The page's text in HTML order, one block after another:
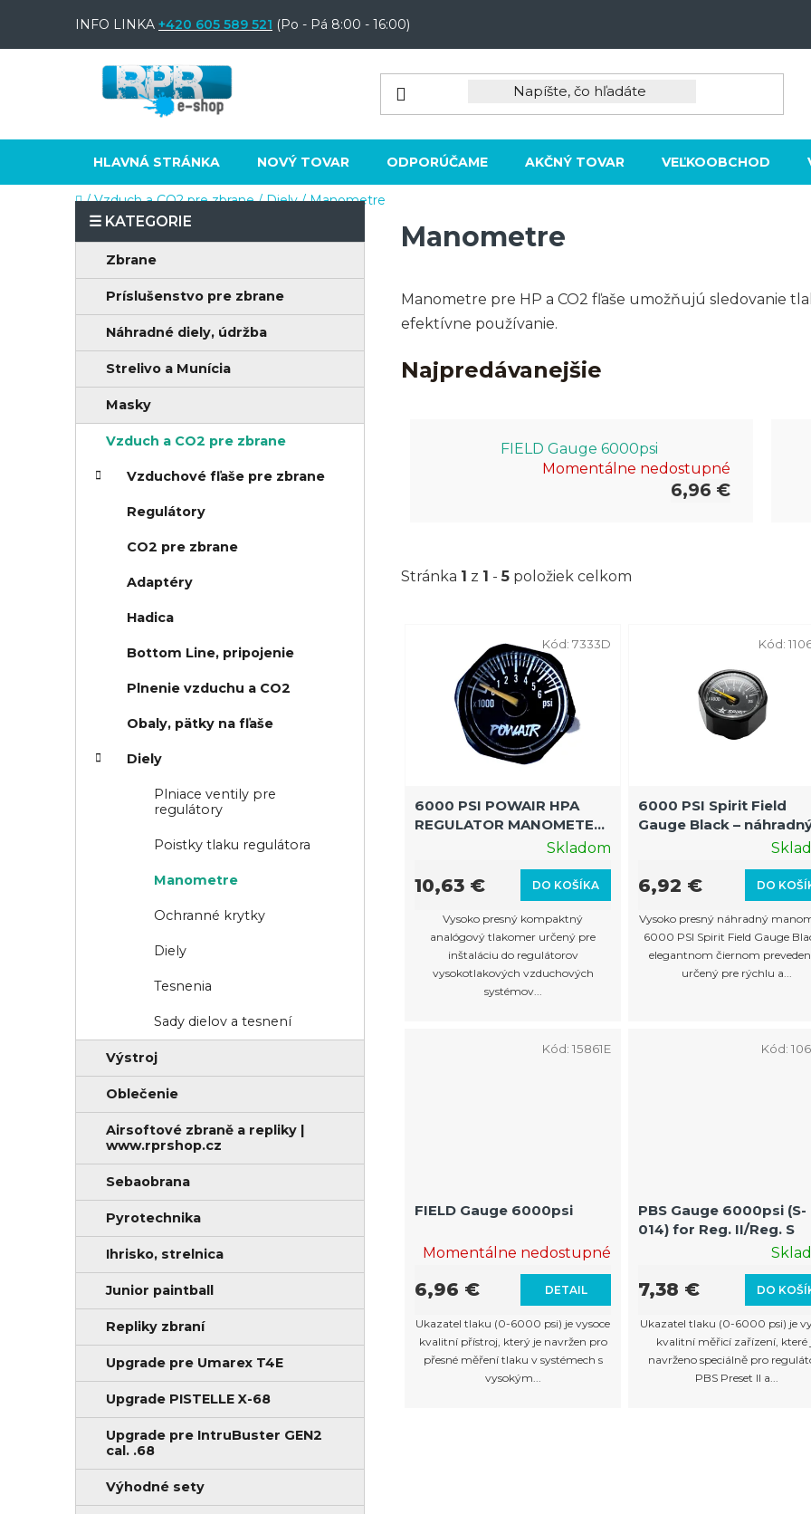
INFO LINKA +420 605 589 521 (Po - Pá 8:00 - 16:00)
HLAVNÁ STRÁNKA NOVÝ TOVAR ODPORÚČAME AKČNÝ TOVAR VEĽKOOBCHOD
Domov
/ Vzduch a CO2 pre zbrane / Diely / Manometre
B
o
p
a
Preskočiť
kategórie
a
g
r
i
Zbrane
Príslušenstvo pre zbrane
Náhradné diely, údržba
Strelivo a Munícia
Masky
Vzduch a CO2 pre zbrane
Vzduchové fľaše pre zbrane
Regulátory
CO2 pre zbrane
Adaptéry
Hadica
Bottom Line, pripojenie
Plnenie vzduchu a CO2
Obaly, pätky na fľaše
Diely
Plniace ventily pre
regulátory
Poistky tlaku regulátora
Manometre
Ochranné krytky
Diely
Tesnenia
Sady dielov a tesnení
Výstroj
Oblečenie
Airsoftové zbraně a repliky |
www.rprshop.cz
Sebaobrana
Pyrotechnika
Ihrisko, strelnica
Junior paintball
Repliky zbraní
Upgrade pre Umarex T4E
Upgrade PISTELLE X-68
Upgrade pre IntruBuster GEN2
cal. .68
Výhodné sety
Manometre
Manometre pre HP a CO2 fľaše umožňujú sledovanie
efektívne používanie.
Najpredávanejšie
FIELD Gauge 6000psi
Momentálne nedostupné
6,96 €
Stránka 1 z 1 -5 položiek celkom
u
6000 PSI POWAIR HPA
REGULATOR MANOMETER
– Presný tlakomer preSkladom
DO KOŠÍKA
10,63 €
Vysoko presný kompaktný
analógový tlakomer určený pre
inštaláciu do regulátorov
vysokotlakových vzduchových
systémov...
Kód:7333D
6000 PSI Spirit Field
Gauge Black –
manometer čierny
DO
6,92 €
Vysoko presný náhradný
6000 PSI Spirit Field Gauge
elegantnom čiernom
určený pre rýchlu a...
Kód:
FIELD Gauge 6000psi
Momentálne nedostupné
DETAIL
6,96 €
Ukazatel tlaku (0-6000 psi) je vysoce
kvalitní přístroj, který je navržen pro
přesné měření tlaku v systémech s
vysokým...
Kód:15861E
PBS Gauge 6000psi (S-
014) for Reg. II/Reg. S
DO
7,38 €
Ukazatel tlaku (0-6000 psi) je
kvalitní měřicí zařízení, které
navrženo speciálně pro
PBS Preset II a...
Kód: